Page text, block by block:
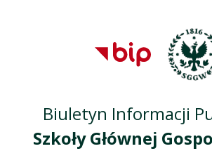
Przejdź do
głównego
Przejdź do
Przejdź do
serwisu
Biuletyn Informacji
Szkoły Głównej